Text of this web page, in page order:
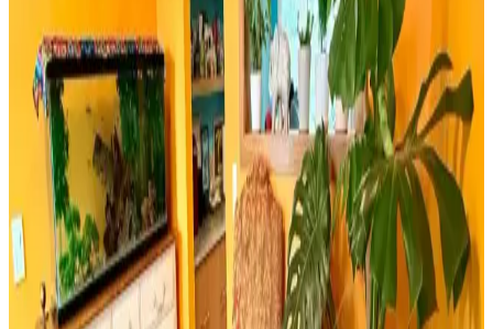
Bosch TSM6A011W ve Musullu Kahve Baharat
Öğütücü Karşılaştırması
Bosch TSM6A011W ve Musullu kahve ve baharat öğütücüsü
arasındaki farklar, özellikler ve kullanıcı yorumlarıyla en uygun
seçimi yapmanıza yardımcı olur.
Retro Ahşap Poster Karşılaştırması: Dışarıdan Stres
Getirmek Yasaktır ve Edebiyat Sokağı Setleri
İki farklı retro ahşap poster ürününü karşılaştırıyoruz. Dışarıdan stres
getirmek yasaktır yazılı poster ve edebiyat temalı setler, kalite ve
kullanım açısından detaylı analizlerle ev dekorasyonunuza yeni bir
soluk getiriyor.